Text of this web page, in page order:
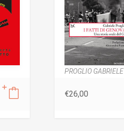
PROGLIO GABRIELE
€26,00